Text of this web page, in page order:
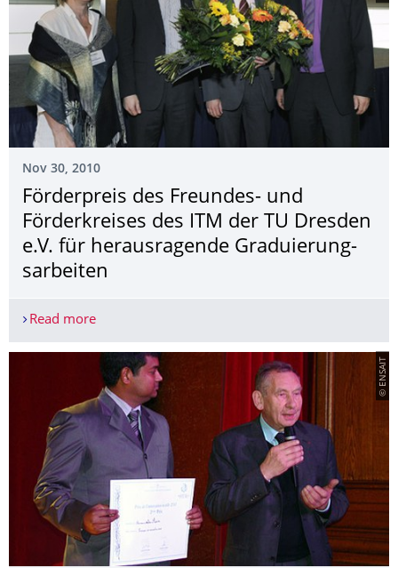
Nov 30, 2010
Förderpreis des Freundes- und
Förderkreises des ITM der TU Dresden
e.V. für herausragende Graduierung­
sarbeiten
Read moreFörderpreis des Freundes- und Förderkreises
© ENSAIT